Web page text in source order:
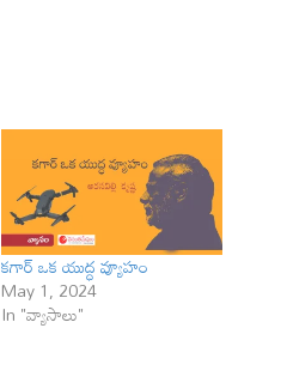
కగార్ ఒక యుద్ధ వ్యూహం
May 1, 2024
In "వ్యాసాలు"